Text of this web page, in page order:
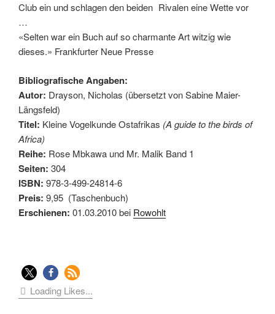
Club ein und schlagen den beiden Rivalen eine Wette vor
…
«Selten war ein Buch auf so charmante Art witzig wie
dieses.» Frankfurter Neue Presse
Bibliografische Angaben:
Autor: Drayson, Nicholas (übersetzt von Sabine Maier-
Längsfeld)
Titel: Kleine Vogelkunde Ostafrikas (A guide to the birds of
Africa)
Reihe: Rose Mbkawa und Mr. Malik Band 1
Seiten: 304
ISBN: 978-3-499-24814-6
Preis: 9,95 (Taschenbuch)
Erschienen: 01.03.2010 bei Rowohlt
Loading Likes...